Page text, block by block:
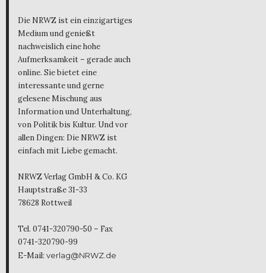
Die NRWZ ist ein einzigartiges
Medium und genießt
nachweislich eine hohe
Aufmerksamkeit – gerade auch
online. Sie bietet eine
interessante und gerne
gelesene Mischung aus
Information und Unterhaltung,
von Politik bis Kultur. Und vor
allen Dingen: Die NRWZ ist
einfach mit Liebe gemacht.
NRWZ Verlag GmbH & Co. KG
Hauptstraße 31-33
78628 Rottweil
Tel. 0741-320790-50 – Fax
0741-320790-99
E-Mail: verlag@NRWZ.de